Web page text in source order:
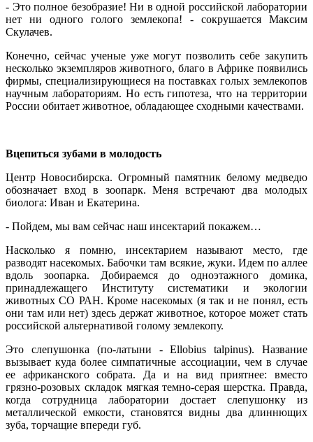
- Это полное безобразие! Ни в одной российской лаборатории
нет ни одного голого землекопа! - сокрушается Максим
Скулачев.
Конечно, сейчас ученые уже могут позволить себе закупить
несколько экземпляров животного, благо в Африке появились
фирмы, специализирующиеся на поставках голых землекопов
научным лабораториям. Но есть гипотеза, что на территории
России обитает животное, обладающее сходными качествами.
Вцепиться зубами в молодость
Центр Новосибирска. Огромный памятник белому медведю
обозначает вход в зоопарк. Меня встречают два молодых
биолога: Иван и Екатерина.
- Пойдем, мы вам сейчас наш инсектарий покажем…
Насколько я помню, инсектарием называют место, где
разводят насекомых. Бабочки там всякие, жуки. Идем по аллее
вдоль зоопарка. Добираемся до одноэтажного домика,
принадлежащего Институту систематики и экологии
животных СО РАН. Кроме насекомых (я так и не понял, есть
они там или нет) здесь держат животное, которое может стать
российской альтернативой голому землекопу.
Это слепушонка (по-латыни - Ellobius talpinus). Название
вызывает куда более симпатичные ассоциации, чем в случае
ее африканского собрата. Да и на вид приятнее: вместо
грязно-розовых складок мягкая темно-серая шерстка. Правда,
когда сотрудница лаборатории достает слепушонку из
металлической емкости, становятся видны два длиннющих
зуба, торчащие впереди губ.